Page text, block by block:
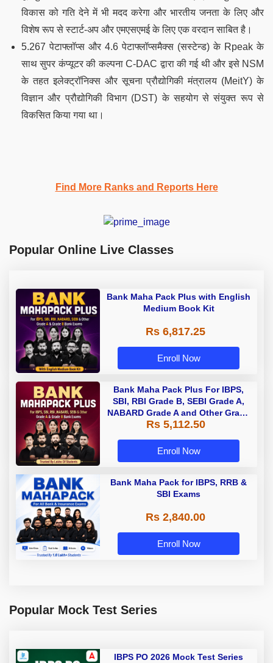
विकास को गति देने में भी मदद करेगा और भारतीय जनता के लिए और
विशेष रूप से स्टार्ट-अप और एमएसएमई के लिए एक वरदान साबित है।
5.267 पेटाफ्लॉप्स और 4.6 पेटाफ्लॉप्समैक्स (सस्टेन्ड) के Rpeak के
साथ सुपर कंप्यूटर की कल्पना C-DAC द्वारा की गई थी और इसे NSM
के तहत इलेक्ट्रॉनिक्स और सूचना प्रौद्योगिकी मंत्रालय (MeitY) के
विज्ञान और प्रौद्योगिकी विभाग (DST) के सहयोग से संयुक्त रूप से
विकसित किया गया था।
Find More Ranks and Reports Here
Popular Online Live Classes
Bank Maha Pack Plus with English
Medium Book Kit
Rs 6,817.25
Enroll Now
Bank Maha Pack Plus For IBPS,
SBI, RBI Grade B, SEBI Grade A,
NABARD Grade A and Other Grade
A & Grade B Bank Exams
Rs 5,112.50
Enroll Now
Bank Maha Pack for IBPS, RRB &
SBI Exams
Rs 2,840.00
Enroll Now
Popular Mock Test Series
IBPS PO 2026 Mock Test Series